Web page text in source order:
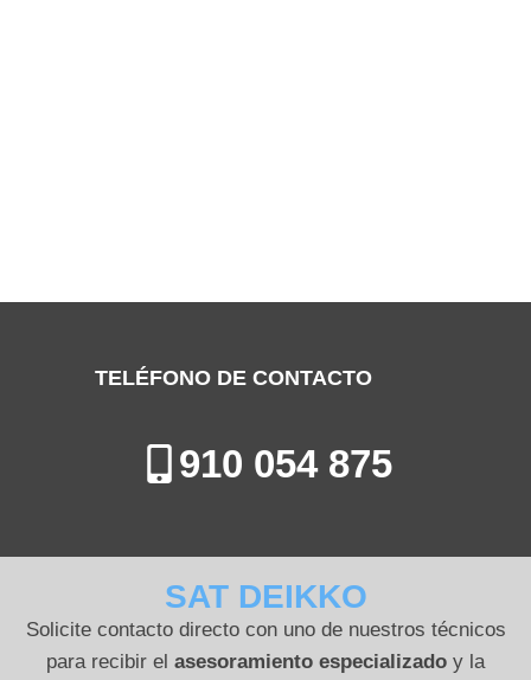
TELÉFONO DE CONTACTO
910 054 875
SAT DEIKKO
Solicite contacto directo con uno de nuestros técnicos
para recibir el asesoramiento especializado y la